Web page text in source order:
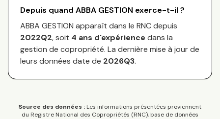
Depuis quand ABBA GESTION exerce-t-il ?
ABBA GESTION apparaît dans le RNC depuis
2022Q2, soit 4 ans d'expérience dans la
gestion de copropriété. La dernière mise à jour de
leurs données date de 2026Q3.
Source des données : Les informations présentées proviennent
du Registre National des Copropriétés (RNC), base de données